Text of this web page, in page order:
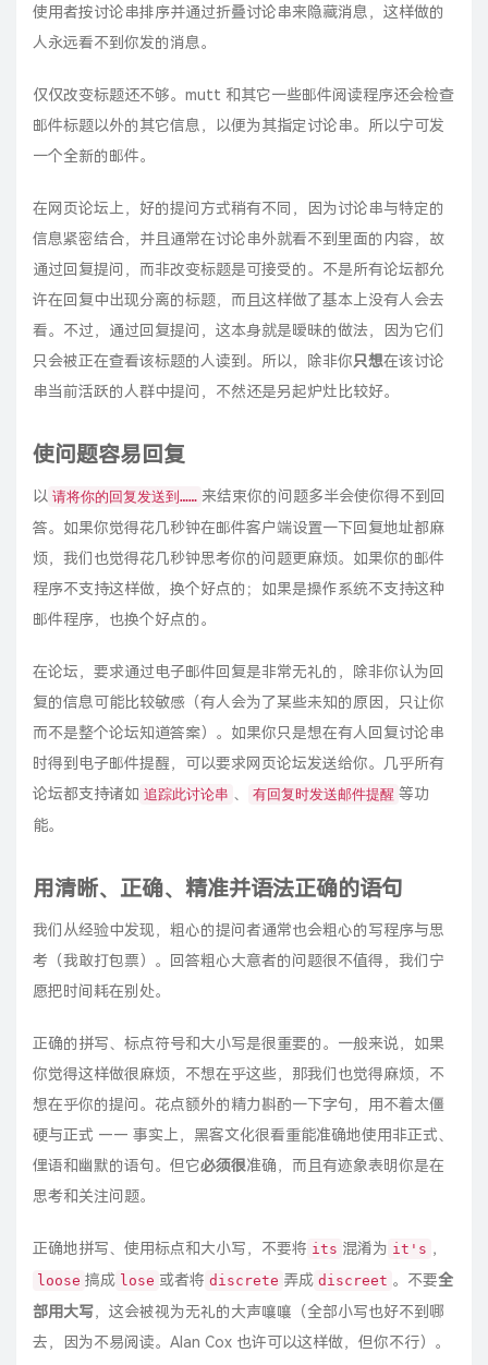
使用者按讨论串排序并通过折叠讨论串来隐藏消息，这样做的
人永远看不到你发的消息。
仅仅改变标题还不够。mutt 和其它一些邮件阅读程序还会检查
邮件标题以外的其它信息，以便为其指定讨论串。所以宁可发
一个全新的邮件。
在网页论坛上，好的提问方式稍有不同，因为讨论串与特定的
信息紧密结合，并且通常在讨论串外就看不到里面的内容，故
通过回复提问，而非改变标题是可接受的。不是所有论坛都允
许在回复中出现分离的标题，而且这样做了基本上没有人会去
看。不过，通过回复提问，这本身就是暧昧的做法，因为它们
只会被正在查看该标题的人读到。所以，除非你只想在该讨论
串当前活跃的人群中提问，不然还是另起炉灶比较好。
使问题容易回复
以 请将你的回复发送到…… 来结束你的问题多半会使你得不到回
答。如果你觉得花几秒钟在邮件客户端设置一下回复地址都麻
烦，我们也觉得花几秒钟思考你的问题更麻烦。如果你的邮件
程序不支持这样做， 换个好点的 ；如果是操作系统不支持这种
邮件程序，也换个好点的。
在论坛，要求通过电子邮件回复是非常无礼的，除非你认为回
复的信息可能比较敏感（有人会为了某些未知的原因，只让你
而不是整个论坛知道答案）。如果你只是想在有人回复讨论串
时得到电子邮件提醒，可以要求网页论坛发送给你。几乎所有
论坛都支持诸如 追踪此讨论串 、 有回复时发送邮件提醒 等功
能。
用清晰、正确、精准并语法正确的语句
我们从经验中发现，粗心的提问者通常也会粗心的写程序与思
考（我敢打包票）。回答粗心大意者的问题很不值得，我们宁
愿把时间耗在别处。
正确的拼写、标点符号和大小写是很重要的。一般来说，如果
你觉得这样做很麻烦，不想在乎这些，那我们也觉得麻烦，不
想在乎你的提问。花点额外的精力斟酌一下字句，用不着太僵
硬与正式 —— 事实上，黑客文化很看重能准确地使用非正式、
俚语和幽默的语句。但它必须很准确，而且有迹象表明你是在
思考和关注问题。
正确地拼写、使用标点和大小写，不要将 its 混淆为 it's ，
loose 搞成 lose 或者将 discrete 弄成 discreet 。不要全
部用大写，这会被视为无礼的大声嚷嚷（全部小写也好不到哪
去，因为不易阅读。 Alan Cox 也许可以这样做，但你不行）。